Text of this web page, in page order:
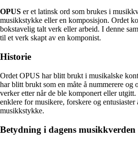
OPUS er et latinsk ord som brukes i
musikkstykke eller en komposisjon. Ordet
bokstavelig talt verk eller arbeid. I denne
til et verk skapt av en komponist.
Historie
Ordet OPUS har blitt brukt i musikalske
har blitt brukt som en måte å nummerere og
verker etter når de ble komponert eller
enklere for musikere, forskere og entusiaster
musikkstykke.
Betydning i dagens musikkverden